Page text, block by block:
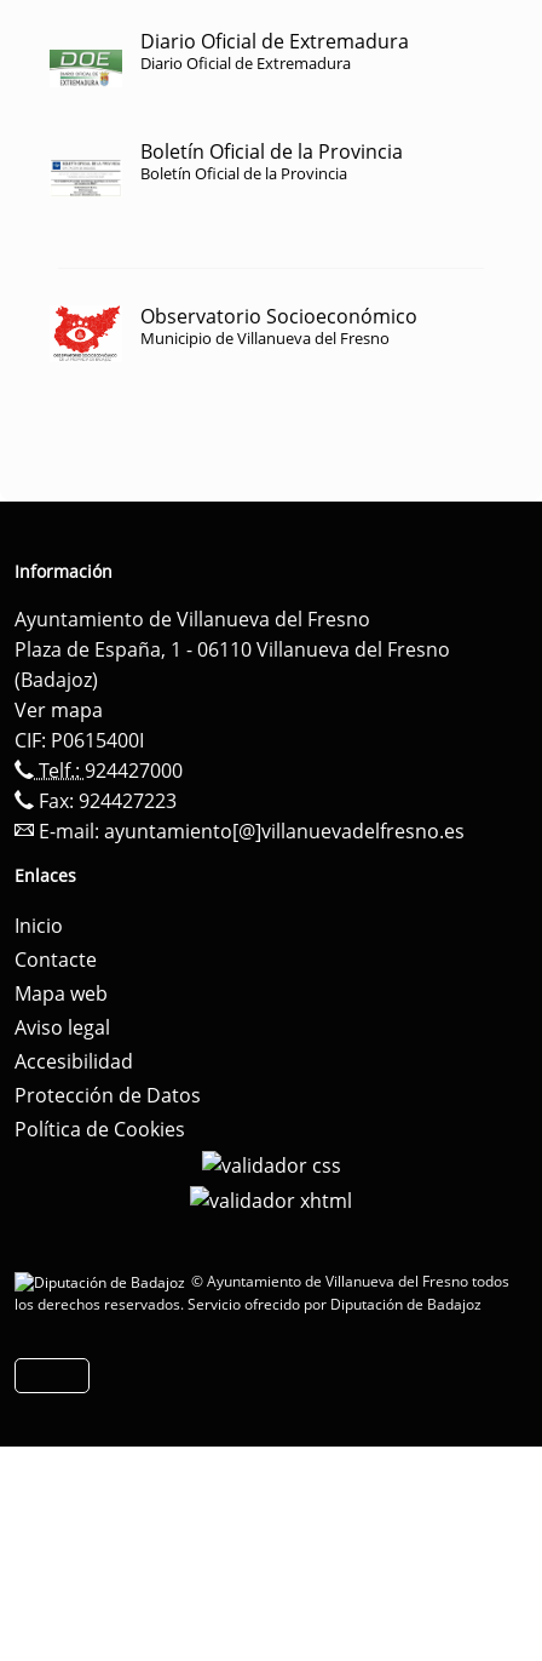
Diario Oficial de Extremadura
Diario Oficial de Extremadura
Boletín Oficial de la Provincia
Boletín Oficial de la Provincia
Observatorio Socioeconómico
Municipio de Villanueva del Fresno
Información
Ayuntamiento de Villanueva del Fresno
Plaza de España, 1 - 06110 Villanueva del Fresno
(Badajoz)
Ver mapa
CIF: P0615400I
Telf.: 924427000
Fax: 924427223
E-mail: ayuntamiento[@]villanuevadelfresno.es
Enlaces
Inicio
Contacte
Mapa web
Aviso legal
Accesibilidad
Protección de Datos
Política de Cookies
© Ayuntamiento de Villanueva del Fresno todos
los derechos reservados.Servicio ofrecido por Diputación de Badajoz